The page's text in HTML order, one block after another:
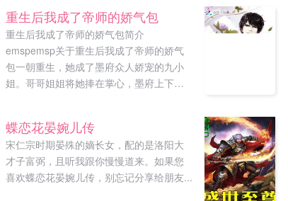
重生后我成了帝师的娇气包
重生后我成了帝师的娇气包简介
emspemsp关于重生后我成了帝师的娇气
包一朝重生，她成了墨府众人娇宠的九小
姐。哥哥姐姐将她捧在掌心，墨府上下更
幕楚潇时，她却处处被他刁难。直到有一
天，她被他拥入怀中，那时她才知道，他
对她的喜欢早已渗入心骨。幕楚潇听说晚
晚早已有心上人？墨风晚我哪有，旁人瞎
蝶恋花晏婉儿传
宋仁宗时期晏殊的嫡长女，配的是洛阳大
才子富弼，且听我跟你慢慢道来。如果您
喜欢蝶恋花晏婉儿传，别忘记分享给朋友...